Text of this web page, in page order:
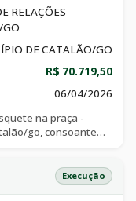
RELAÇÕES
GO
DE CATALÃO/GO
R$ 70.719,50
06/04/2026
na praça -
go, consoante
Execução